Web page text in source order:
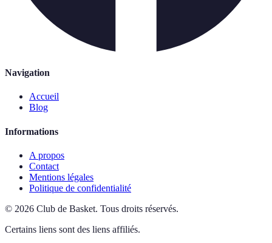
Navigation
Accueil
Blog
Informations
A propos
Contact
Mentions légales
Politique de confidentialité
© 2026 Club de Basket. Tous droits réservés.
Certains liens sont des liens affiliés.